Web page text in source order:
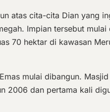
atas cita-cita Dian yang
Impian tersebut
70 hektar di kawasan
mulai dibangun.
2006 dan pertama kali